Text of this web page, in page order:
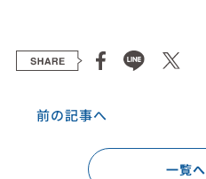
前の記事へ
一覧